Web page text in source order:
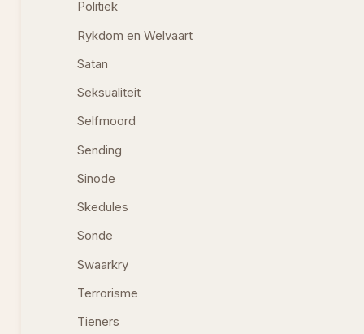
Politiek
Rykdom en Welvaart
Satan
Seksualiteit
Selfmoord
Sending
Sinode
Skedules
Sonde
Swaarkry
Terrorisme
Tieners